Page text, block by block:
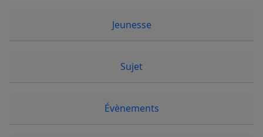
Jeunesse
Sujet
Évènements